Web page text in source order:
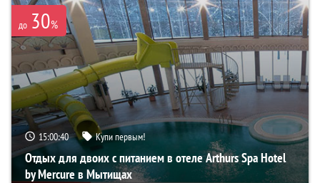
до 30%
15:00:39 Купи первым!
Отдых для двоих с питанием в отеле Arthurs Spa Hotel
by Mercure в Мытищах